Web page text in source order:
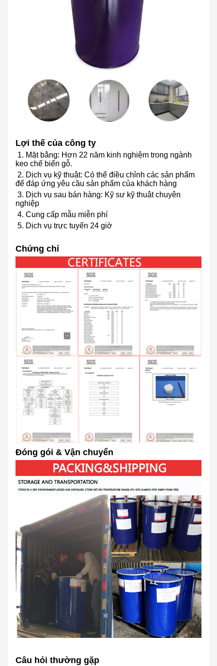
Lợi thế của công ty
1. Mặt bằng: Hơn 22 năm kinh nghiệm trong ngành
keo chế biến gỗ.
2. Dịch vụ kỹ thuật: Có thể điều chỉnh các sản phẩm
để đáp ứng yêu cầu sản phẩm của khách hàng
3. Dịch vụ sau bán hàng: Kỹ sư kỹ thuật chuyên
nghiệp
4. Cung cấp mẫu miễn phí
5. Dịch vụ trực tuyến 24 giờ
Chứng chỉ
Đóng gói & Vận chuyển
Câu hỏi thường gặp